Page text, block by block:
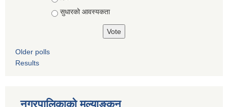
सुधारको आवस्यकता
Older polls
Results
नगरपालिकाको मुल्याङ्कन